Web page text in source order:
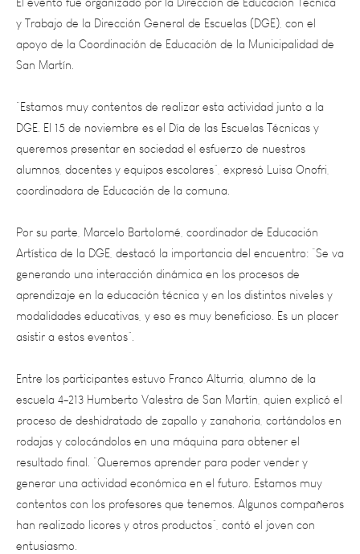
apoyo de la Coordinación de Educación de la Municipalidad de
San Martín.
“Estamos muy contentos de realizar esta actividad junto a la
DGE. El 15 de noviembre es el Día de las Escuelas Técnicas y
queremos presentar en sociedad el esfuerzo de nuestros
alumnos, docentes y equipos escolares”, expresó Luisa Onofri,
coordinadora de Educación de la comuna.
Por su parte, Marcelo Bartolomé, coordinador de Educación
Artística de la DGE, destacó la importancia del encuentro: “Se va
generando una interacción dinámica en los procesos de
aprendizaje en la educación técnica y en los distintos niveles y
modalidades educativas, y eso es muy beneficioso. Es un placer
asistir a estos eventos”.
Entre los participantes estuvo Franco Alturria, alumno de la
escuela 4-213 Humberto Valestra de San Martín, quien explicó el
proceso de deshidratado de zapallo y zanahoria, cortándolos en
rodajas y colocándolos en una máquina para obtener el
resultado final. “Queremos aprender para poder vender y
generar una actividad económica en el futuro. Estamos muy
contentos con los profesores que tenemos. Algunos compañeros
han realizado licores y otros productos”, contó el joven con
entusiasmo.